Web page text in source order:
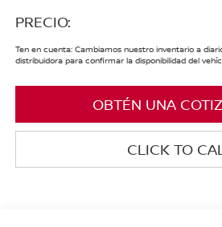
PRECIO:
Ten en cuenta: Cambiamos nuestro inventario a
distribuidora para confirmar la disponibilidad del
OBTÉN UNA
CLICK TO